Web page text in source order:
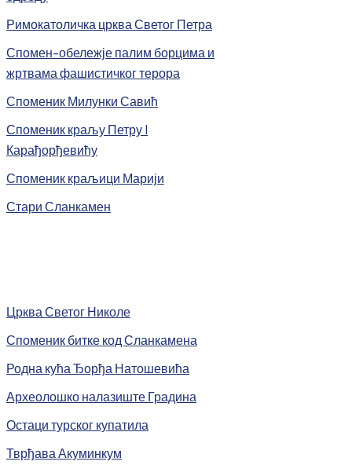
Римокатоличка црква Светог Петра
Спомен-обележје палим борцима и
жртвама фашистичког терора
Споменик Милунки Савић
Споменик краљу Петру I
Карађорђевићу
Споменик краљици Марији
Стари Сланкамен
Црква Светог Николе
Споменик битке код Сланкамена
Родна кућа Ђорђа Натошевића
Археолошко налазиште Градина
Остаци турског купатила
Тврђава Акуминкум